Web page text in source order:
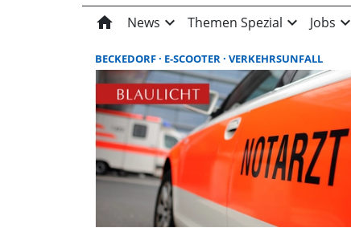
home News expand_more Themen Spezial expand_more Jobs expand_more
BECKEDORF E-SCOOTER VERKEHRSUNFALL